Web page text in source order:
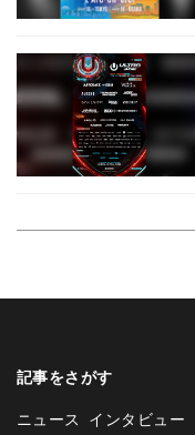
記事をさがす
ニュース インタビュー